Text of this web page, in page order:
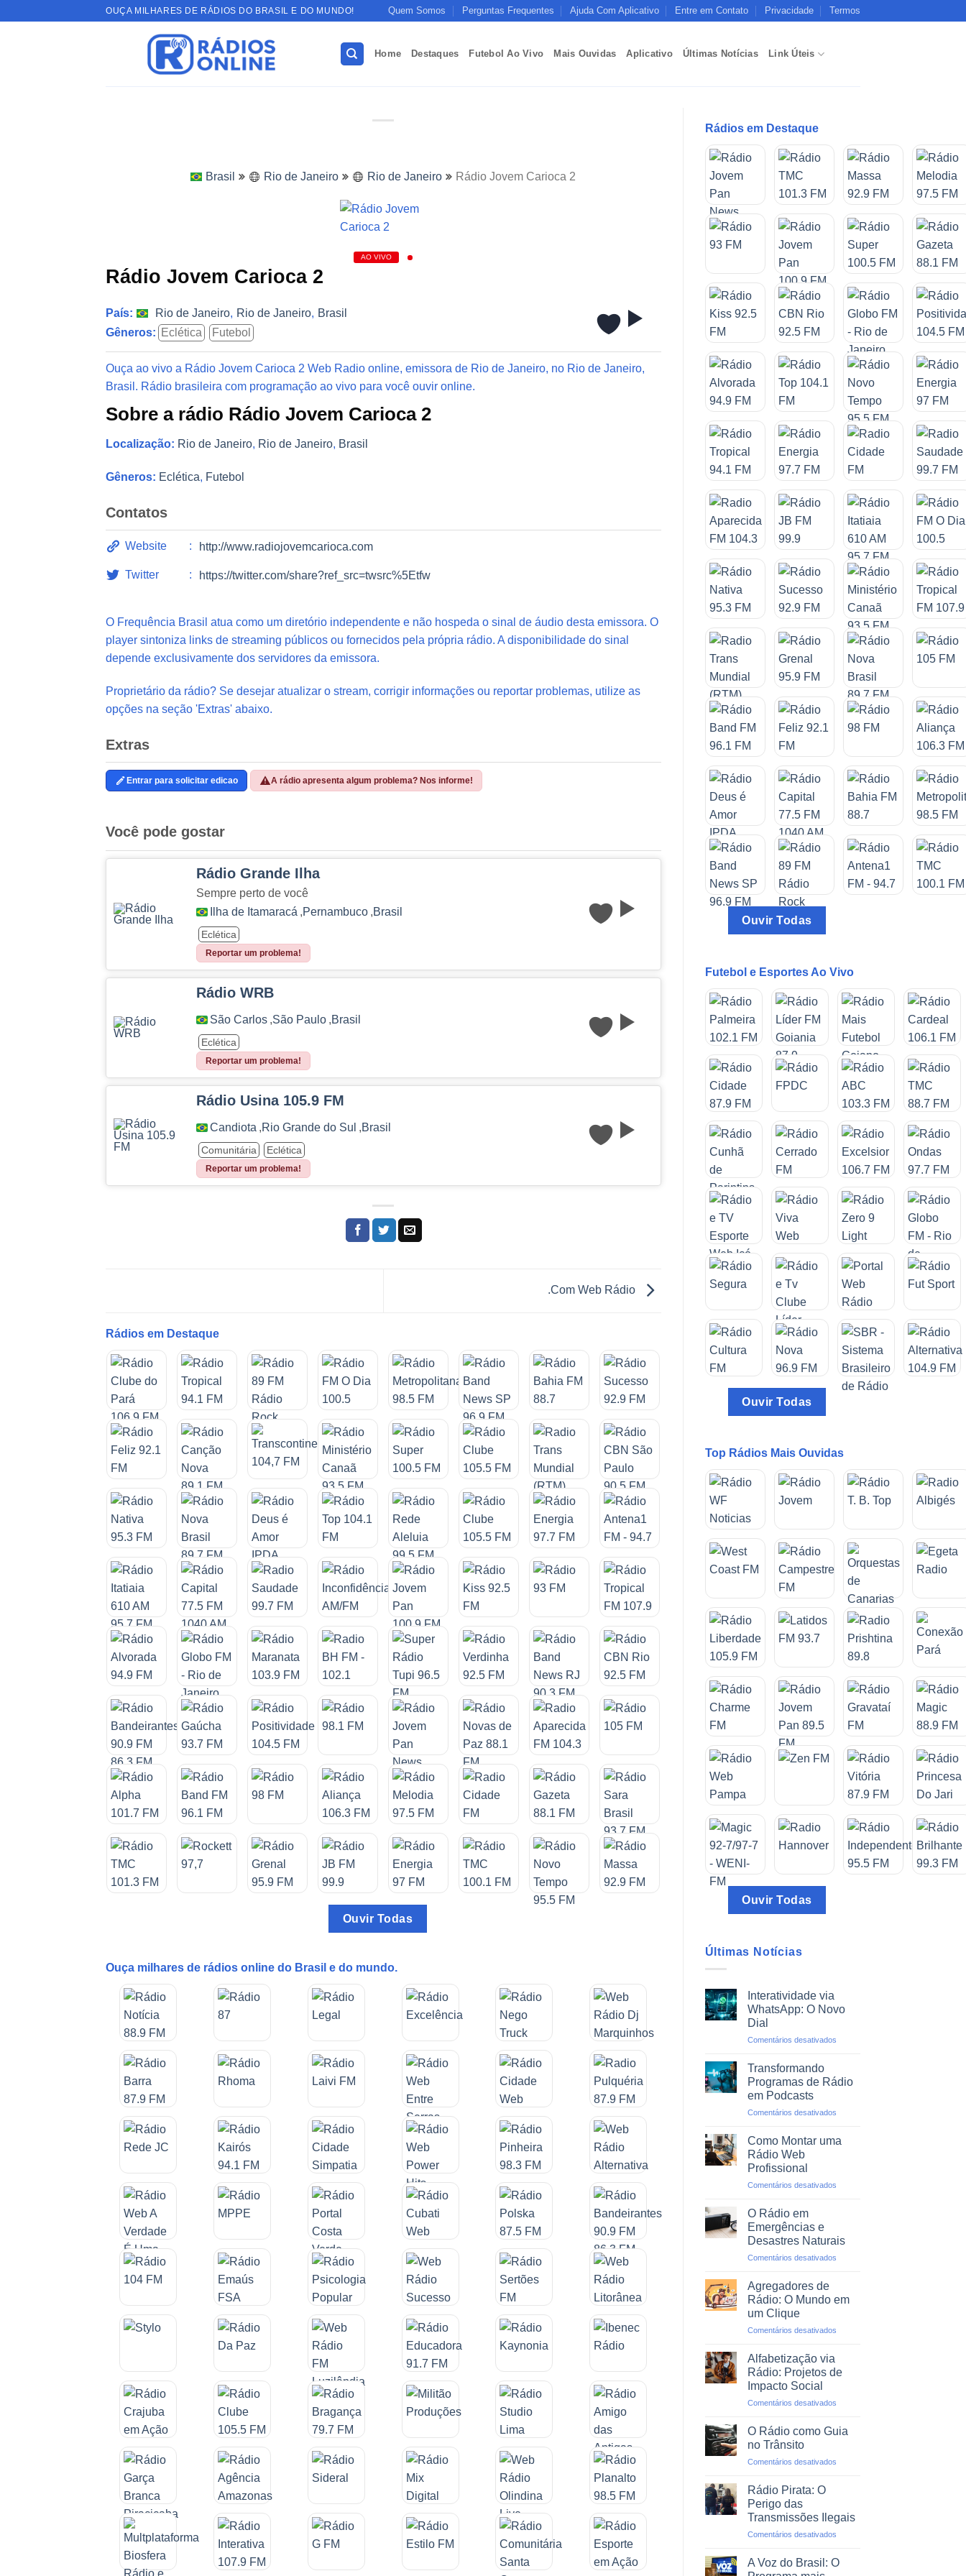
OUÇA MILHARES DE RÁDIOS DO BRASIL E DO MUNDO! Quem Somos Perguntas Frequentes Ajuda Com Aplicativo Entre em Contato Privacidade Termos
Home Destaques Futebol Ao Vivo Mais Ouvidas Aplicativo Últimas Notícias Link Úteis
Brasil Rio de Janeiro Rio de Janeiro Rádio Jovem Carioca 2
AO VIVO
Rádio Jovem Carioca 2
País: Rio de Janeiro, Rio de Janeiro, Brasil
Gêneros: Eclética Futebol
Ouça ao vivo a Rádio Jovem Carioca 2 Web Radio online, emissora de Rio de Janeiro, no Rio de Janeiro,
Brasil. Rádio brasileira com programação ao vivo para você ouvir online.
Sobre a rádio Rádio Jovem Carioca 2
Localização: Rio de Janeiro, Rio de Janeiro, Brasil
Gêneros: Eclética, Futebol
Contatos
Website http://www.radiojovemcarioca.com
Twitter https://twitter.com/share?ref_src=twsrc%5Etfw
O Frequência Brasil atua como um diretório independente e não hospeda o sinal de áudio desta emissora. O
player sintoniza links de streaming públicos ou fornecidos pela própria rádio. A disponibilidade do sinal
depende exclusivamente dos servidores da emissora.
Proprietário da rádio? Se desejar atualizar o stream, corrigir informações ou reportar problemas, utilize as
opções na seção 'Extras' abaixo.
Extras
Entrar para solicitar edicao A rádio apresenta algum problema? Nos informe!
Você pode gostar
Rádio Grande Ilha
Sempre perto de você
Ilha de Itamaracá ,Pernambuco ,Brasil
Eclética
Reportar um problema!
Rádio WRB
São Carlos ,São Paulo ,Brasil
Eclética
Reportar um problema!
Rádio Usina 105.9 FM
Candiota ,Rio Grande do Sul ,Brasil
Comunitária Eclética
Reportar um problema!
.Com Web Rádio
Rádios em Destaque
Ouvir Todas
Ouça milhares de rádios online do Brasil e do mundo.
Rádios em Destaque
Ouvir Todas
Futebol e Esportes Ao Vivo
Ouvir Todas
Top Rádios Mais Ouvidas
Ouvir Todas
Últimas Notícias
Interatividade via
WhatsApp: O Novo
Dial
Comentários desativadosem
WhatsApp:
O
Dial
Transformando
Programas de Rádio
em Podcasts
Comentários desativadosem
Podcasts
Como Montar uma
Rádio Web
Profissional
Comentários desativadosem
Web
Profissional
O Rádio em
Emergências e
Desastres Naturais
Comentários desativadosem
Emergências
Desastres
Agregadores de
Rádio: O Mundo em
um Clique
Comentários desativadosem
O
em
Clique
Alfabetização via
Rádio: Projetos de
Impacto Social
Comentários desativadosem
via
de
O Rádio como Guia
no Trânsito
Comentários desativadosem
no
Trânsito
Rádio Pirata: O
Perigo das
Transmissões Ilegais
Comentários desativadosem
Pirata:
A Voz do Brasil: O